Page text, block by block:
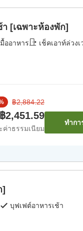
[เฉพาะห้องพัก]
ออาหาร เช็คเอาท์ล่วงเ
฿2,884.22
฿2,451.59
ค่าธรรมเนียม
ทำกา
บุฟเฟต์อาหารเช้า